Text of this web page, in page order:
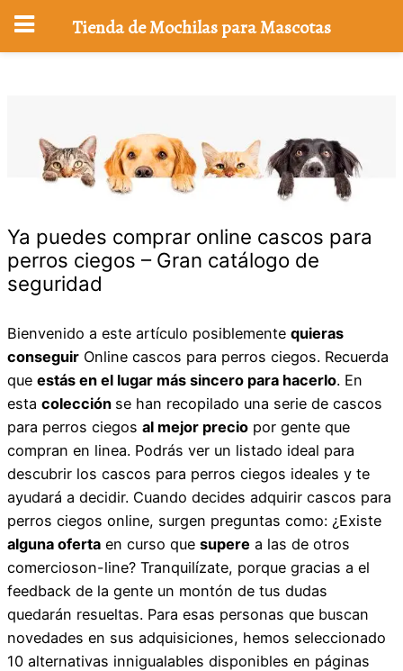
Ya puedes comprar online cascos para
perros ciegos – Gran catálogo de
seguridad
Bienvenido a este artículo posiblemente quieras
conseguir Online cascos para perros ciegos. Recuerda
que estás en el lugar más sincero para hacerlo. En
esta colección se han recopilado una serie de cascos
para perros ciegos al mejor precio por gente que
compran en linea. Podrás ver un listado ideal para
descubrir los cascos para perros ciegos ideales y te
ayudará a decidir. Cuando decides adquirir cascos para
perros ciegos online, surgen preguntas como: ¿Existe
alguna oferta en curso que supere a las de otros
comercioson-line? Tranquilízate, porque gracias a el
feedback de la gente un montón de tus dudas
quedarán resueltas. Para esas personas que buscan
novedades en sus adquisiciones, hemos seleccionado
10 alternativas innigualables disponibles en páginas
Tienda de Mochilas para Mascotas